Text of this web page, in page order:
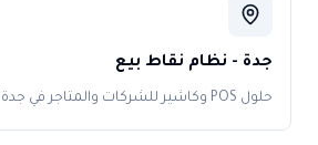
جدة - نظام نقاط بيع
حلول POS وكاشير للشركات والمتاجر في جدة